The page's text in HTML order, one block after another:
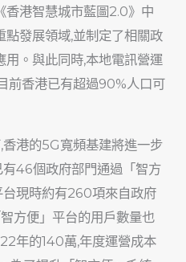
香港智慧城市藍圖2.0》中
發展領域,並制定了相關政
。與此同時,本地電訊營運
前香港已有超過90%人口可
港的5G寬頻基建將進一步
46個政府部門通過「智方
現時約有260項來自政府
方便」平台的用戶數量也
年的140萬,年度運營成本